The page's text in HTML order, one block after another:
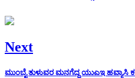
Next
ಮುಂಬೈ ತುಳುವರ ಮನಗೆದ್ದ ಯುಎಇ ಹವ್ಯಾಸಿ